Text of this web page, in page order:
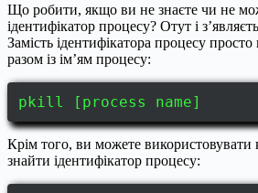
Що робити, якщо ви не знаєте чи не
ідентифікатор процесу? Отут і
Замість ідентифікатора процесу
разом із ім’ям процесу:
pkill [process name]
Крім того, ви можете
знайти ідентифікатор процесу: